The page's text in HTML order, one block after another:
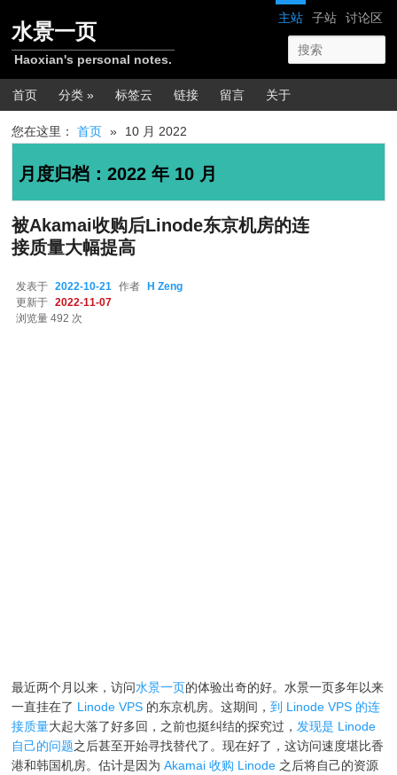
网站导航
主站 子站 讨论区
水景一页
Haoxian's personal notes.
主菜单
首页 分类 » 标签云 链接 留言 关于
您在这里：首页 » 10 月 2022
月度归档：2022 年 10 月
被Akamai收购后Linode东京机房的连
接质量大幅提高
发表于 2022-10-21 作者
H Zeng
更新于
2022-11-07
浏览量 492 次
最近两个月以来，访问水景一页的体验出奇的好。水景一页多年以来
一直挂在了 Linode VPS 的东京机房。这期间，到 Linode VPS 的连
接质量大起大落了好多回，之前也挺纠结的探究过，发现是 Linode
自己的问题之后甚至开始寻找替代了。现在好了，这访问速度堪比香
港和韩国机房。估计是因为Akamai 收购 Linode 之后将自己的资源